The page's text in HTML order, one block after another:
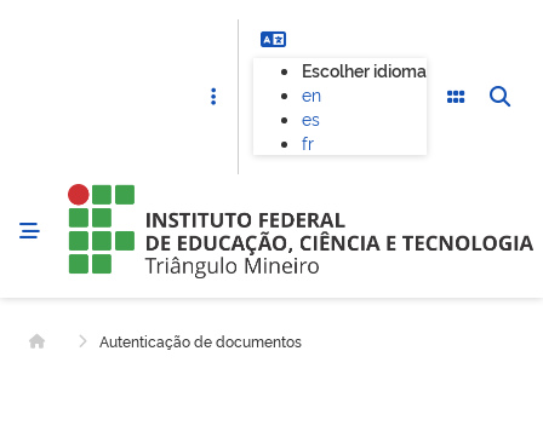
Escolher idioma
en
es
fr
Página inicialAutenticação de documentos